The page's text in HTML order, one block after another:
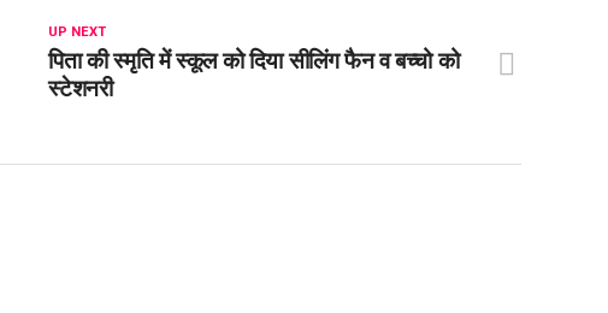
UP NEXT
पिता की स्मृति में स्कूल को दिया सीलिंग फैन व बच्चो को
स्टेशनरी